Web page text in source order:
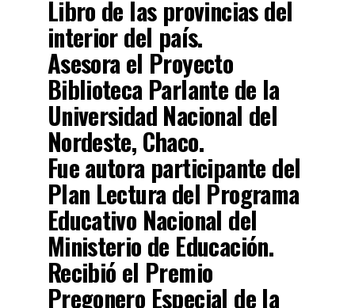
Libro de las provincias del
interior del país.
Asesora el Proyecto
Biblioteca Parlante de la
Universidad Nacional del
Nordeste, Chaco.
Fue autora participante del
Plan Lectura del Programa
Educativo Nacional del
Ministerio de Educación.
Recibió el Premio
Pregonero Especial de la